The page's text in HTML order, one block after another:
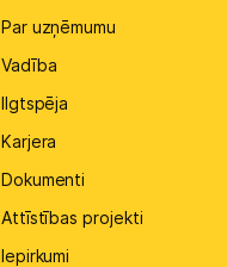
Par uzņēmumu
Vadība
Ilgtspēja
Karjera
Dokumenti
Attīstības projekti
Iepirkumi